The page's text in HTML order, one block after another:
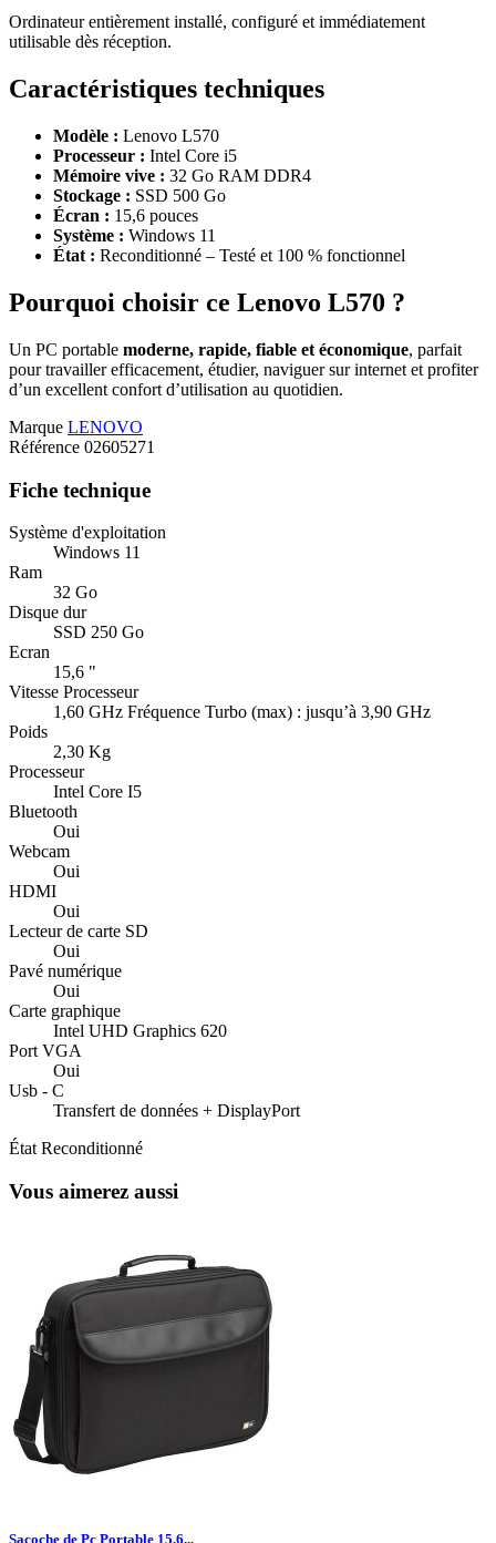
Ordinateur entièrement installé, configuré et immédiatement
utilisable dès réception.
Caractéristiques techniques
Modèle : Lenovo L570
Processeur : Intel Core i5
Mémoire vive : 32 Go RAM DDR4
Stockage : SSD 500 Go
Écran : 15,6 pouces
Système : Windows 11
État : Reconditionné – Testé et 100 % fonctionnel
Pourquoi choisir ce Lenovo L570 ?
Un PC portable moderne, rapide, fiable et économique, parfait
pour travailler efficacement, étudier, naviguer sur internet et profiter
d’un excellent confort d’utilisation au quotidien.
Marque LENOVO
Référence 02605271
Fiche technique
Système d'exploitation
Windows 11
Ram
32 Go
Disque dur
SSD 250 Go
Ecran
15,6 "
Vitesse Processeur
1,60 GHz Fréquence Turbo (max) : jusqu’à 3,90 GHz
Poids
2,30 Kg
Processeur
Intel Core I5
Bluetooth
Oui
Webcam
Oui
HDMI
Oui
Lecteur de carte SD
Oui
Pavé numérique
Oui
Carte graphique
Intel UHD Graphics 620
Port VGA
Oui
Usb - C
Transfert de données + DisplayPort
État Reconditionné
Vous aimerez aussi
Sacoche de Pc Portable 15,6...